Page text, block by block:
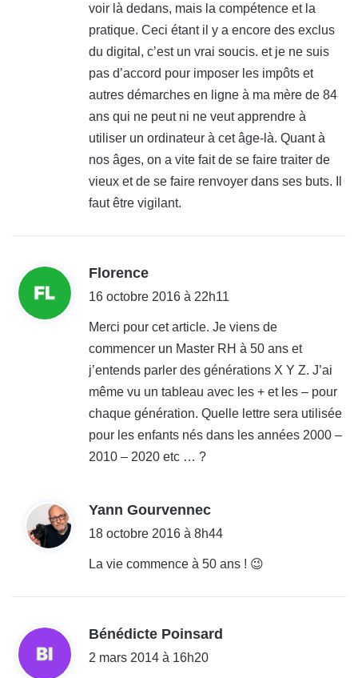
voir là dedans, mais la compétence et la
pratique. Ceci étant il y a encore des exclus
du digital, c’est un vrai soucis. et je ne suis
pas d’accord pour imposer les impôts et
autres démarches en ligne à ma mère de 84
ans qui ne peut ni ne veut apprendre à
utiliser un ordinateur à cet âge-là. Quant à
nos âges, on a vite fait de se faire traiter de
vieux et de se faire renvoyer dans ses buts. Il
faut être vigilant.
Florence
16 octobre 2016 à 22h11
Merci pour cet article. Je viens de
commencer un Master RH à 50 ans et
j’entends parler des générations X Y Z. J’ai
même vu un tableau avec les + et les – pour
chaque génération. Quelle lettre sera utilisée
pour les enfants nés dans les années 2000 –
2010 – 2020 etc … ?
Yann Gourvennec
i
:
18 octobre 2016 à 8h44
La vie commence à 50 ans ! 😉
Bénédicte Poinsard
2 mars 2014 à 16h20